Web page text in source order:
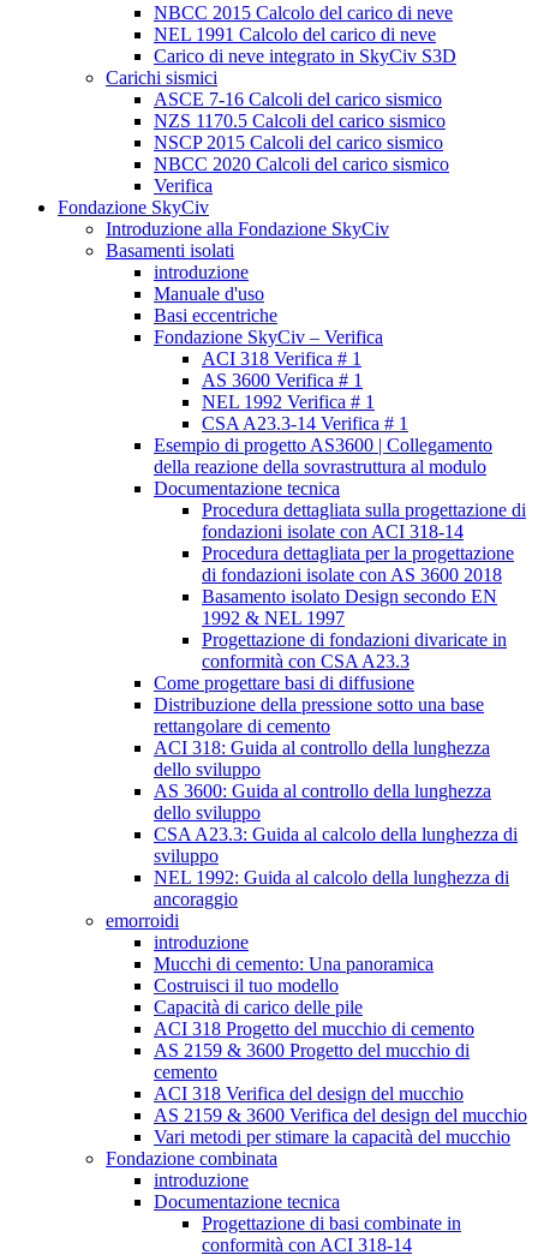
NBCC 2015 Calcolo del carico di neve
NEL 1991 Calcolo del carico di neve
Carico di neve integrato in SkyCiv S3D
Carichi sismici
ASCE 7-16 Calcoli del carico sismico
NZS 1170.5 Calcoli del carico sismico
NSCP 2015 Calcoli del carico sismico
NBCC 2020 Calcoli del carico sismico
Verifica
Fondazione SkyCiv
Introduzione alla Fondazione SkyCiv
Basamenti isolati
introduzione
Manuale d'uso
Basi eccentriche
Fondazione SkyCiv – Verifica
ACI 318 Verifica # 1
AS 3600 Verifica # 1
NEL 1992 Verifica # 1
CSA A23.3-14 Verifica # 1
Esempio di progetto AS3600 | Collegamento
della reazione della sovrastruttura al modulo
Documentazione tecnica
Procedura dettagliata sulla progettazione di
fondazioni isolate con ACI 318-14
Procedura dettagliata per la progettazione
di fondazioni isolate con AS 3600 2018
Basamento isolato Design secondo EN
1992 & NEL 1997
Progettazione di fondazioni divaricate in
conformità con CSA A23.3
Come progettare basi di diffusione
Distribuzione della pressione sotto una base
rettangolare di cemento
ACI 318: Guida al controllo della lunghezza
dello sviluppo
AS 3600: Guida al controllo della lunghezza
dello sviluppo
CSA A23.3: Guida al calcolo della lunghezza di
sviluppo
NEL 1992: Guida al calcolo della lunghezza di
ancoraggio
emorroidi
introduzione
Mucchi di cemento: Una panoramica
Costruisci il tuo modello
Capacità di carico delle pile
ACI 318 Progetto del mucchio di cemento
AS 2159 & 3600 Progetto del mucchio di
cemento
ACI 318 Verifica del design del mucchio
AS 2159 & 3600 Verifica del design del mucchio
Vari metodi per stimare la capacità del mucchio
Fondazione combinata
introduzione
Documentazione tecnica
Progettazione di basi combinate in
conformità con ACI 318-14